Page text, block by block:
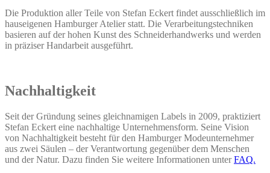
Die Produktion aller Teile von Stefan Eckert findet ausschließlich im
hauseigenen Hamburger Atelier statt. Die Verarbeitungstechniken
basieren auf der hohen Kunst des Schneiderhandwerks und werden
in präziser Handarbeit ausgeführt.
Nachhaltigkeit
Seit der Gründung seines gleichnamigen Labels in 2009, praktiziert
Stefan Eckert eine nachhaltige Unternehmensform. Seine Vision
von Nachhaltigkeit besteht für den Hamburger Modeunternehmer
aus zwei Säulen – der Verantwortung gegenüber dem Menschen
und der Natur. Dazu finden Sie weitere Informationen unterFAQ.